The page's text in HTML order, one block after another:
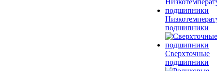
подшипники
Сверхточные
подшипники